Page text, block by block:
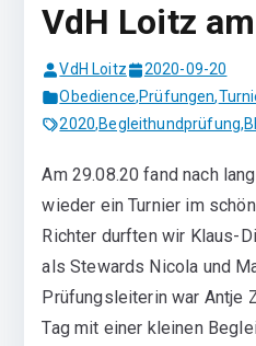
VdH Loitz
VdH Loitz
2020-09-20
Obedience,Prüfungen,
2020,Begleithundprüfung,
Am 29.08.20 fand nach
wieder ein Turnier im
Richter durften wir Klaus-
als Stewards Nicola und
Prüfungsleiterin war Antje
Tag mit einer kleinen